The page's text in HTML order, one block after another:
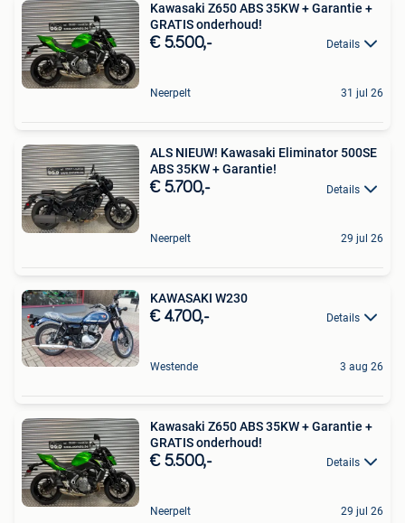
Kawasaki Z650 ABS 35KW + Garantie +
GRATIS onderhoud!
€ 5.500,- Details
Neerpelt 31 jul 26
ALS NIEUW! Kawasaki Eliminator 500SE
ABS 35KW + Garantie!
€ 5.700,- Details
Neerpelt 29 jul 26
KAWASAKI W230
€ 4.700,- Details
Westende 3 aug 26
Kawasaki Z650 ABS 35KW + Garantie +
GRATIS onderhoud!
€ 5.500,- Details
Neerpelt 29 jul 26